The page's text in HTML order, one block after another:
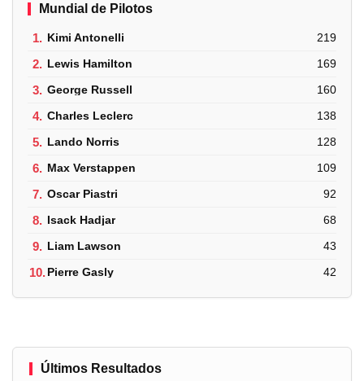
Mundial de Pilotos
1. Kimi Antonelli 219
2. Lewis Hamilton 169
3. George Russell 160
4. Charles Leclerc 138
5. Lando Norris 128
6. Max Verstappen 109
7. Oscar Piastri 92
8. Isack Hadjar 68
9. Liam Lawson 43
10.Pierre Gasly 42
Últimos Resultados